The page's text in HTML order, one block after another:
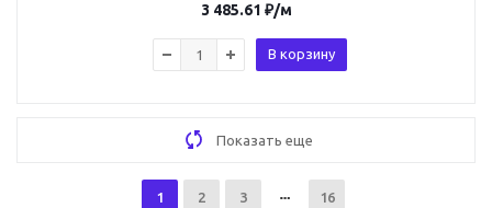
3 485.61 ₽/м
В корзину
Показать еще
1 2 3 16